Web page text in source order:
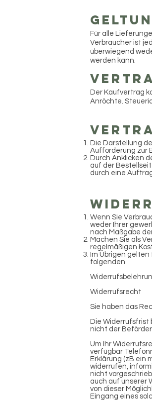
Für alle
Verbraucher ist
überwiegend
werden kann.
Der Kaufvertrag
Anröchte.
Die Darstellung
Aufforderung zur
Durch Anklicken
auf der
durch eine
Wenn Sie
weder Ihrer
nach Maßgabe
Machen Sie als
regelmäßigen
Im Übrigen
folgenden
Widerrufsrecht
Sie haben das
Die Widerrufsfrist
nicht der
Um Ihr
verfügbar
Erklärung (zB ein
widerrufen,
nicht
auch auf unserer
von dieser
Eingang eines